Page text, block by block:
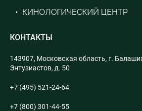
КИНОЛОГИЧЕСКИЙ ЦЕНТР
КОНТАКТЫ
143907, Московская область, г.
Энтузиастов, д. 50
+7 (495) 521-24-64
+7 (800) 301-44-55